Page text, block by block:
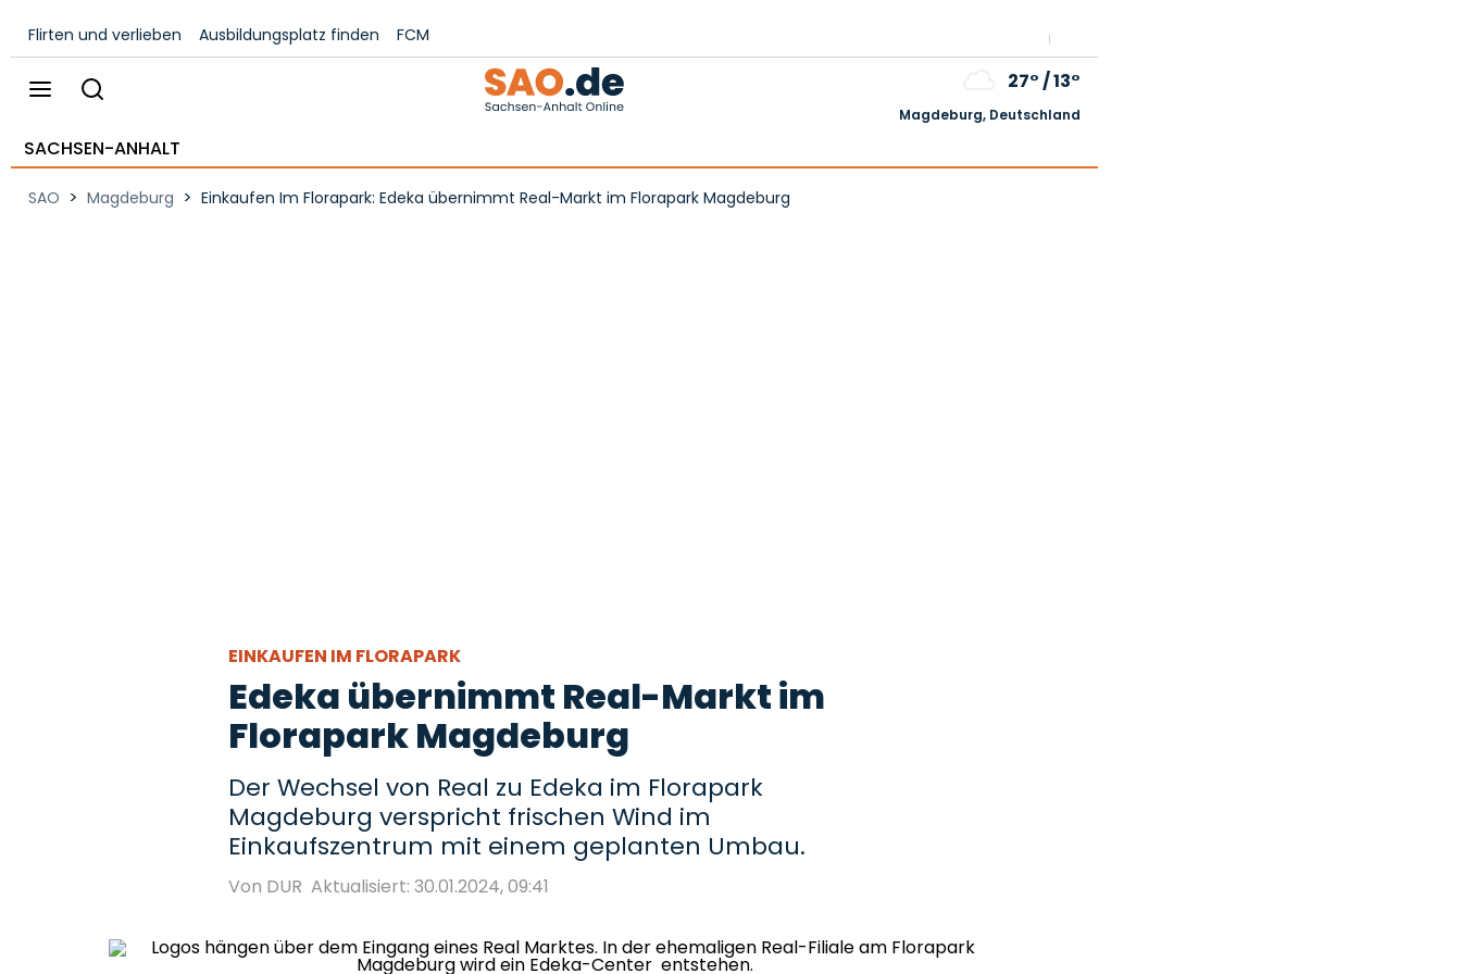
Flirten und verlieben Ausbildungsplatz finden FCM
27°/13°
Magdeburg, Deutschland
SACHSEN-ANHALT
SAO > Magdeburg > Einkaufen Im Florapark: Edeka übernimmt Real-Markt im Florapark Magdeburg
EINKAUFEN IM FLORAPARK
Edeka übernimmt Real-Markt im
Florapark Magdeburg
Der Wechsel von Real zu Edeka im Florapark
Magdeburg verspricht frischen Wind im
Einkaufszentrum mit einem geplanten Umbau.
Von DUR Aktualisiert: 30.01.2024, 09:41